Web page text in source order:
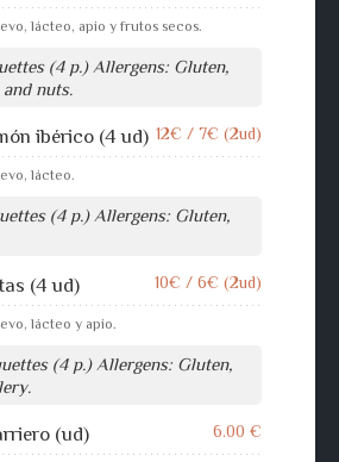
lácteo, apio y frutos secos.
(4 p.) Allergens: Gluten,
nuts.
ibérico (4 ud) 12€ / 7€ (2ud)
lácteo.
(4 p.) Allergens: Gluten,
(4 ud) 10€ / 6€ (2ud)
lácteo y apio.
(4 p.) Allergens: Gluten,
(ud) 6.00 €